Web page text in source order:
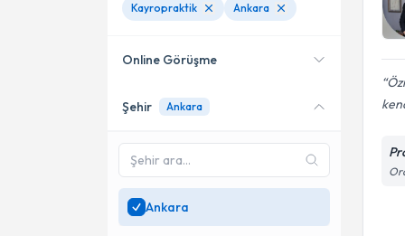
Kayropraktik Ankara
Online Görüşme
Online danışmanlık sunan
SadeceAnkara
uzman ara
Şehir Ankara
Ankara